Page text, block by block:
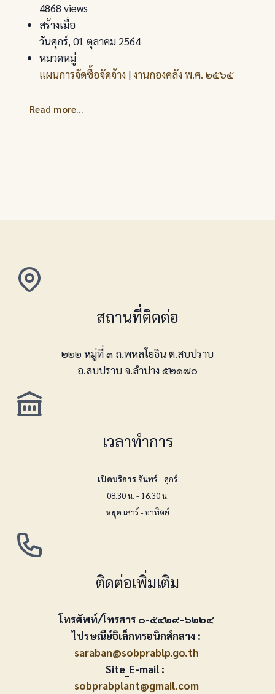
4868 views
สร้างเมื่อ
วันศุกร์, 01 ตุลาคม 2564
หมวดหมู่
แผนการจัดซื้อจัดจ้าง |งานกองคลัง พ.ศ. ๒๕๖๕
Read more...
สถานที่ติดต่อ
๒๒๒ หมู่ที่ ๓ ถ.พหลโยธิน ต.สบปราบ
อ.สบปราบ จ.ลำปาง ๕๒๑๗๐
เวลาทำการ
เปิดบริการ จันทร์ - ศุกร์
08.30 น. - 16.30 น.
หยุด เสาร์ - อาทิตย์
ติดต่อเพิ่มเติม
โทรศัพท์/โทรสาร ๐-๕๔๒๙-๖๒๒๔
ไปรษณีย์อิเล็กทรอนิกส์กลาง :
saraban@sobprablp.go.th
Site_E-mail :
sobprabplant@gmail.com